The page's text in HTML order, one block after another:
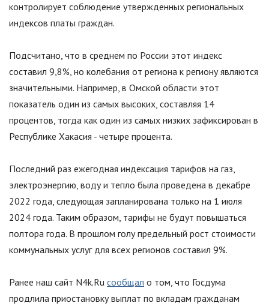
контролирует соблюдение утвержденных региональных
индексов платы граждан.
Подсчитано, что в среднем по России этот индекс
составил 9,8%, но колебания от региона к региону являются
значительными. Например, в Омской области этот
показатель один из самых высоких, составляя 14
процентов, тогда как один из самых низких зафиксирован в
Республике Хакасия - четыре процента.
Последний раз ежегодная индексация тарифов на газ,
электроэнергию, воду и тепло была проведена в декабре
2022 года, следующая запланирована только на 1 июля
2024 года. Таким образом, тарифы не будут повышаться
полтора года. В прошлом голу предельный рост стоимости
коммунальных услуг для всех регионов составил 9%.
Ранее наш сайт N4k.Ru сообщал о том, что Госдума
продлила приостановку выплат по вкладам гражданам